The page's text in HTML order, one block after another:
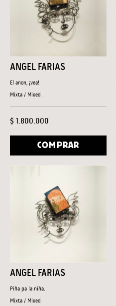
ANGEL FARIAS
El anon, ¡vea!
Mixta / Mixed
$ 1.800.000
COMPRAR
ANGEL FARIAS
Piña pa la niña.
Mixta / Mixed